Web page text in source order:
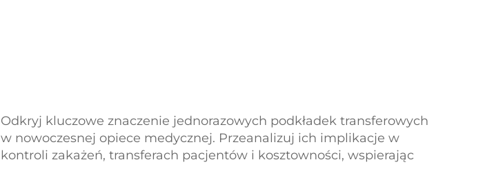
Odkryj kluczowe znaczenie jednorazowych podkładek transferowych
w nowoczesnej opiece medycznej. Przeanalizuj ich implikacje w
kontroli zakażeń, transferach pacjentów i kosztowności, wspierając